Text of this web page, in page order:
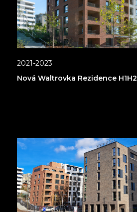
2021-2023
Nová Waltrovka Rezidence H1H2